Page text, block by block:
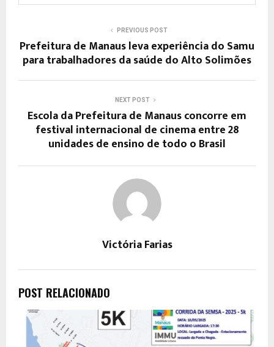
PREVIOUS POST
Prefeitura de Manaus leva experiência do Samu
para trabalhadores da saúde do Alto Solimões
NEXT POST
Escola da Prefeitura de Manaus concorre em
festival internacional de cinema entre 28
unidades de ensino de todo o Brasil
Victória Farias
POST RELACIONADO